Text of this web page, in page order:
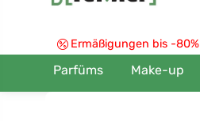
Ermäßigungen bis -80%
Parfüms Make-up